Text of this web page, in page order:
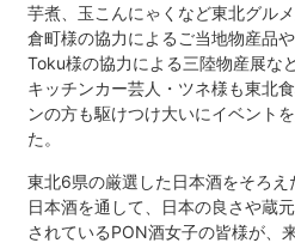
芋煮、玉こんにゃくなど東北グル
倉町様の協力によるご当地物産品
Toku様の協力による三陸物産展な
キッチンカー芸人・ツネ様も東北
ンの方も駆けつけ大いにイベント
た。
東北6県の厳選した日本酒をそろ
日本酒を通して、日本の良さや蔵
されているPON酒女子の皆様が、